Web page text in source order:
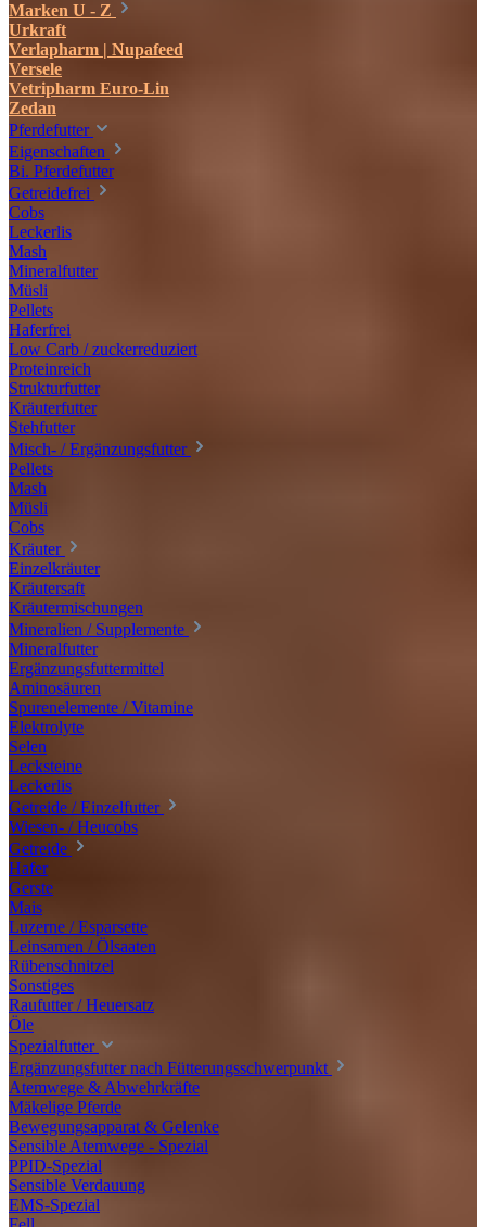
Marken U - Z
Urkraft
Verlapharm | Nupafeed
Versele
Vetripharm Euro-Lin
Zedan
Pferdefutter
Eigenschaften
Bi. Pferdefutter
Getreidefrei
Cobs
Leckerlis
Mash
Mineralfutter
Müsli
Pellets
Haferfrei
Low Carb / zuckerreduziert
Proteinreich
Strukturfutter
Kräuterfutter
Stehfutter
Misch- / Ergänzungsfutter
Pellets
Mash
Müsli
Cobs
Kräuter
Einzelkräuter
Kräutersaft
Kräutermischungen
Mineralien / Supplemente
Mineralfutter
Ergänzungsfuttermittel
Aminosäuren
Spurenelemente / Vitamine
Elektrolyte
Selen
Lecksteine
Leckerlis
Getreide / Einzelfutter
Wiesen- / Heucobs
Getreide
Hafer
Gerste
Mais
Luzerne / Esparsette
Leinsamen / Ölsaaten
Rübenschnitzel
Sonstiges
Raufutter / Heuersatz
Öle
Spezialfutter
Ergänzungsfutter nach Fütterungsschwerpunkt
Atemwege & Abwehrkräfte
Mäkelige Pferde
Bewegungsapparat & Gelenke
Sensible Atemwege - Spezial
PPID-Spezial
Sensible Verdauung
EMS-Spezial